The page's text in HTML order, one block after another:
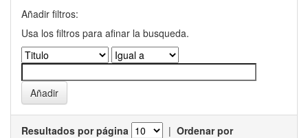
Añadir filtros:
Usa los filtros para afinar la busqueda.
Resultados por página | Ordenar por